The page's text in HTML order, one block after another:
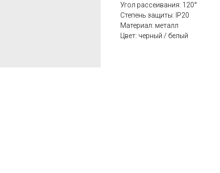
Угол рассеивания: 120°
Степень защиты: IP20
Материал: металл
Цвет: черный / белый